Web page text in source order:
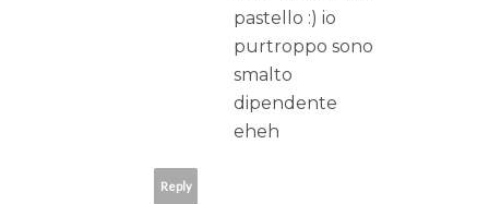
pastello :) io
purtroppo sono
smalto
dipendente
eheh
Reply